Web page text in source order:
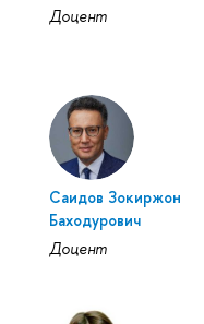
Доцент
Саидов Зокиржон
Баходурович
Доцент